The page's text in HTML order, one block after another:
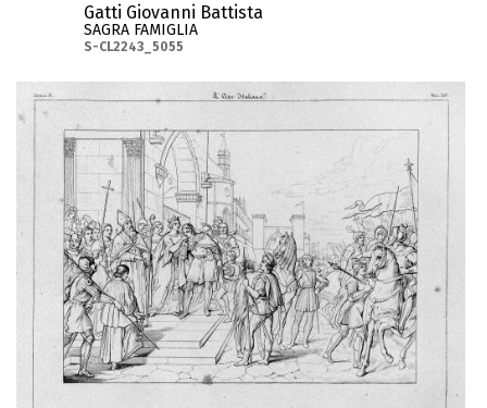
Gatti Giovanni Battista
SAGRA FAMIGLIA
S-CL2243_5055